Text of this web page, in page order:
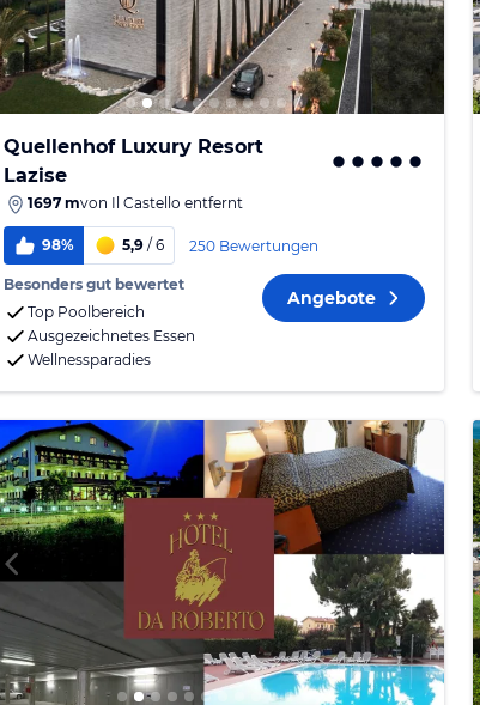
Quellenhof Luxury Resort
Lazise
1697 mvon Il Castello entfernt
98% 5,9 / 6 250 Bewertungen
Besonders gut bewertet
Top Poolbereich
Ausgezeichnetes Essen
Wellnessparadies
Angebote